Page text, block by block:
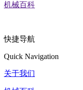
机械百科
快捷导航
Quick Navigation
关于我们